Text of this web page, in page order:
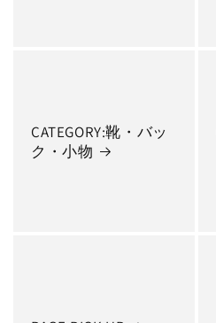
CATEGORY:靴・バッ
ク・小物